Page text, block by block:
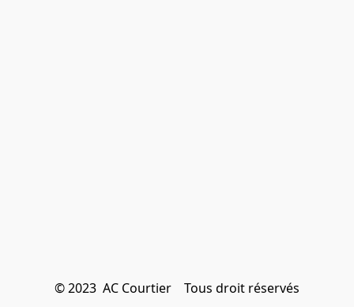
© 2023  AC Courtier    Tous droit réservés